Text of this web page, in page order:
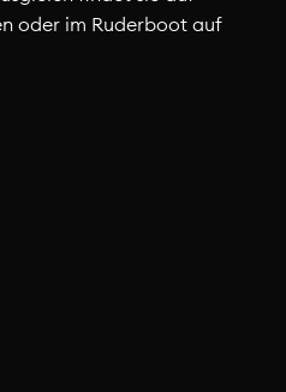
oder im Ruderboot auf